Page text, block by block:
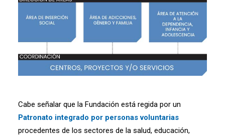
Cabe señalar que la Fundación está regida por un
Patronato integrado por personas voluntarias
procedentes de los sectores de la salud, educación,